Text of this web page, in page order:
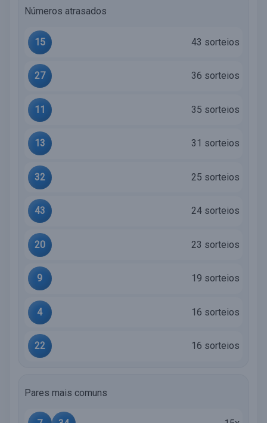
Números atrasados
15 43 sorteios
27 36 sorteios
11 35 sorteios
13 31 sorteios
32 25 sorteios
43 24 sorteios
20 23 sorteios
9 19 sorteios
4 16 sorteios
22 16 sorteios
Pares mais comuns